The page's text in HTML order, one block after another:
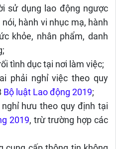
sử dụng lao động ngược
hành vi nhục mạ, hành
khỏe, nhân phẩm, danh
tình dục tại nơi làm việc;
phải nghỉ việc theo quy
Bộ luật Lao động 2019;
hưu theo quy định tại
2019, trừ trường hợp các